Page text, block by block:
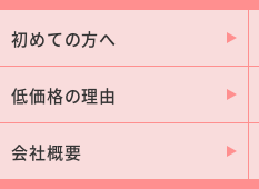
初めての方へ
低価格の理由
会社概要